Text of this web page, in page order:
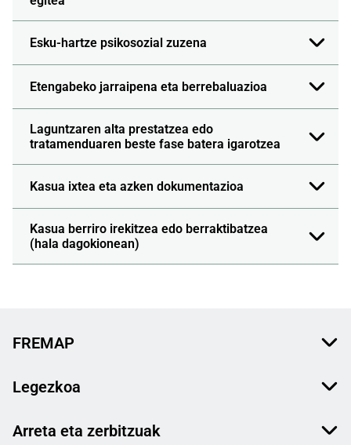
Esku-hartze psikosozial zuzena
Etengabeko jarraipena eta berrebaluazioa
Laguntzaren alta prestatzea edo
tratamenduaren beste fase batera igarotzea
Kasua ixtea eta azken dokumentazioa
Kasua berriro irekitzea edo berraktibatzea
(hala dagokionean)
FREMAP
Legezkoa
Arreta eta zerbitzuak